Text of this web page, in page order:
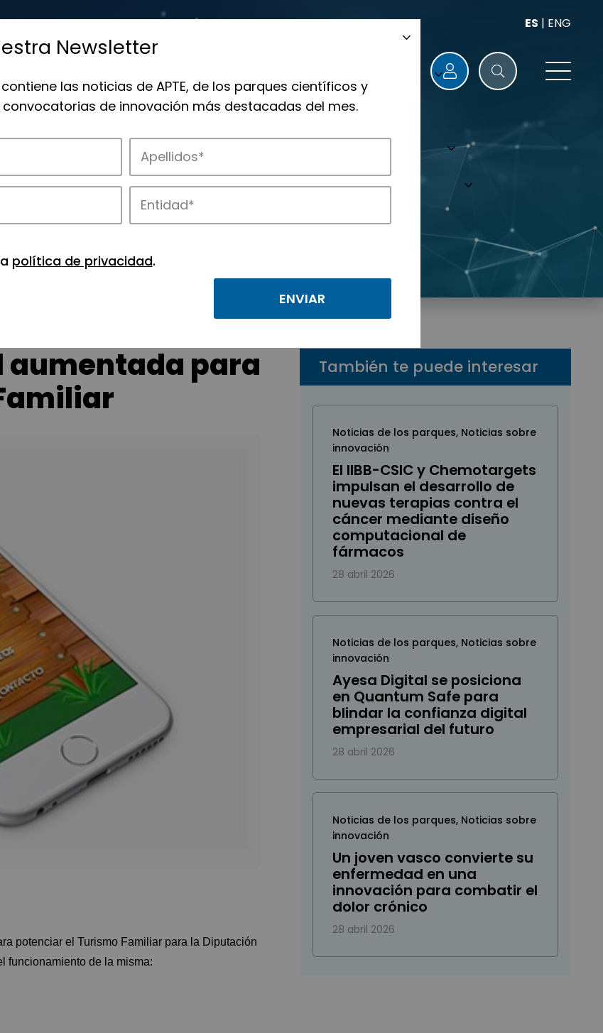
ES | ENG
y sus parques científicos y tecnológicos.
aumentada para
potenciar el Turismo Familiar para la Diputación
funcionamiento de la misma:
También te puede interesar
Noticias de los parques, Noticias sobre
innovación
El IIBB-CSIC y Chemotargets
impulsan el desarrollo de
nuevas terapias contra el
cáncer mediante diseño
computacional de
fármacos
28 abril 2026
Noticias de los parques, Noticias sobre
innovación
Ayesa Digital se posiciona
en Quantum Safe para
blindar la confianza digital
empresarial del futuro
28 abril 2026
Noticias de los parques, Noticias sobre
innovación
Un joven vasco convierte su
enfermedad en una
innovación para combatir el
dolor crónico
28 abril 2026
Newsletter
contiene las noticias de APTE, de los parques científicos y
de innovación más destacadas del mes.
política de privacidad.